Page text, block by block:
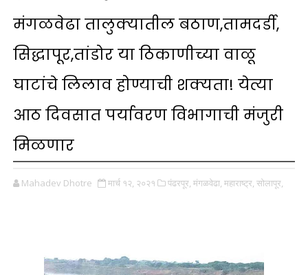
मंगळवेढा तालुक्यातील बठाण,तामदर्डी,
सिद्धापूर,तांडोर या ठिकाणीच्या वाळू
घाटांचे लिलाव होण्याची शक्यता! येत्या
आठ दिवसात पर्यावरण विभागाची मंजुरी
मिळणार
Mahadev Dhotre मार्च १२, २०२१ पंढरपूर, मंगळवेढा, महाराष्ट्र, सोलापूर,